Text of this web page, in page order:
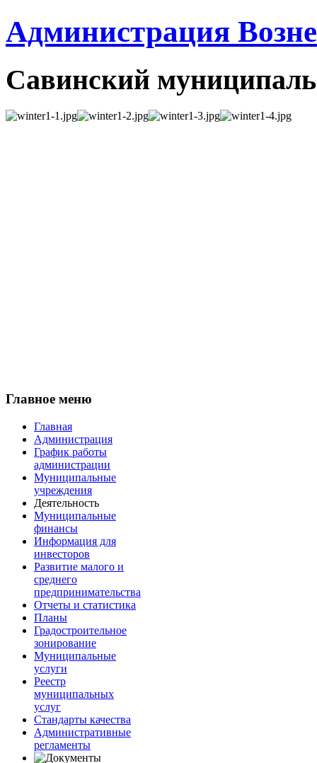
Администрация
Савинский
Главное меню
Главная
Администрация
График работы
администрации
Муниципальные
учреждения
Деятельность
Муниципальные
финансы
Информация для
инвесторов
Развитие малого и
среднего
предпринимательства
Отчеты и статистика
Планы
Градостроительное
зонирование
Муниципальные
услуги
Реестр
муниципальных
услуг
Стандарты качества
Административные
регламенты